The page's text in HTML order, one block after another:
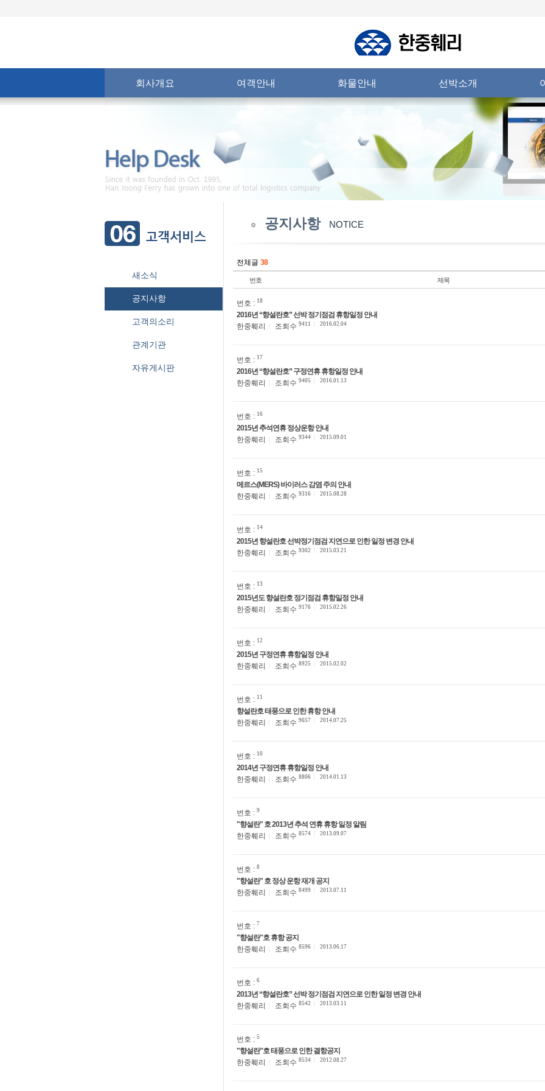
회사개요 여객안내 화물안내 선박소개
새소식
공지사항
고객의소리
관계기관
자유게시판
공지사항 NOTICE
전체글 38
번호 제목
번호 : 18
2016년 “향설란호” 선박 정기점검 휴항일정 안내
한중훼리
조회수 9411 2016.02.04
번호 : 17
2016년 “향설란호” 구정연휴 휴항일정 안내
한중훼리
조회수 9405 2016.01.13
번호 : 16
2015년 추석연휴 정상운항 안내
한중훼리
조회수 9344 2015.09.01
번호 : 15
메르스(MERS) 바이러스 감염 주의 안내
한중훼리
조회수 9316 2015.08.28
번호 : 14
2015년 향설란호 선박정기점검 지연으로 인한 일정 변경 안내
한중훼리
조회수 9302 2015.03.21
번호 : 13
2015년도 향설란호 정기점검 휴항일정 안내
한중훼리
조회수 9176 2015.02.26
번호 : 12
2015년 구정연휴 휴항일정 안내
한중훼리
조회수 8925 2015.02.02
번호 : 11
향설란호 태풍으로 인한 휴항 안내
한중훼리
조회수 9657 2014.07.25
번호 : 10
2014년 구정연휴 휴항일정 안내
한중훼리
조회수 8806 2014.01.13
번호 : 9
"향설란" 호 2013년 추석 연휴 휴항 일정 알림
한중훼리
조회수 8574 2013.09.07
번호 : 8
"향설란" 호 정상 운항 재개 공지
한중훼리
조회수 8499 2013.07.11
번호 : 7
"향설란"호 휴항 공지
한중훼리
조회수 8596 2013.06.17
번호 : 6
2013년 “향설란호” 선박 정기점검 지연으로 인한 일정 변경 안내
한중훼리
조회수 8542 2013.03.11
번호 : 5
"향설란"호 태풍으로 인한 결항공지
한중훼리
조회수 8534 2012.08.27